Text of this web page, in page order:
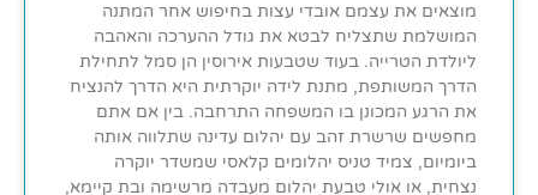
מוצאים את עצמם אובדי עצות בחיפוש אחר המתנה
המושלמת שתצליח לבטא את גודל ההערכה והאהבה
ליולדת הטרייה. בעוד שטבעות אירוסין הן סמל לתחילת
הדרך המשותפת, מתנת לידה יוקרתית היא הדרך להנציח
את הרגע המכונן בו המשפחה התרחבה. בין אם אתם
מחפשים שרשרת זהב עם יהלום עדינה שתלווה אותה
ביומיום, צמיד טניס יהלומים קלאסי שמשדר יוקרה
נצחית, או אולי טבעת יהלום מעבדה מרשימה ובת קיימא,